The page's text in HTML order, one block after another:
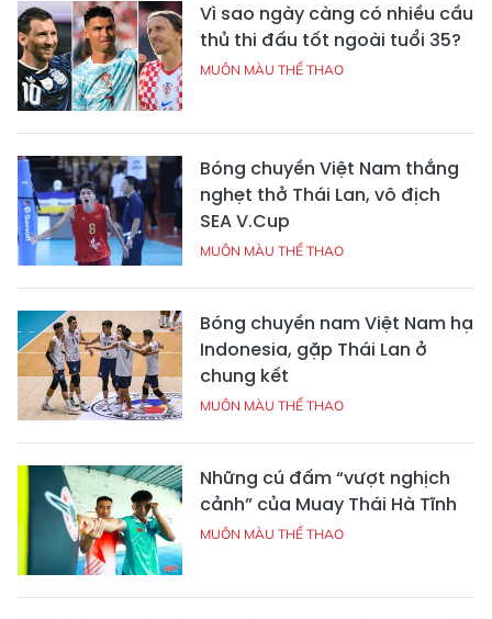
Vì sao ngày càng có nhiều cầu
thủ thi đấu tốt ngoài tuổi 35?
MUÔN MÀU THỂ THAO
Bóng chuyền Việt Nam thắng
nghẹt thở Thái Lan, vô địch
SEA V.Cup
MUÔN MÀU THỂ THAO
Bóng chuyền nam Việt Nam hạ
Indonesia, gặp Thái Lan ở
chung kết
MUÔN MÀU THỂ THAO
Những cú đấm “vượt nghịch
cảnh” của Muay Thái Hà Tĩnh
MUÔN MÀU THỂ THAO